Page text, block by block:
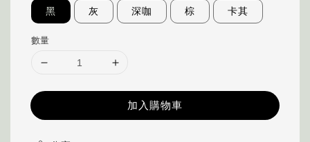
黑 灰 深咖 棕 卡其
數量
加入購物車